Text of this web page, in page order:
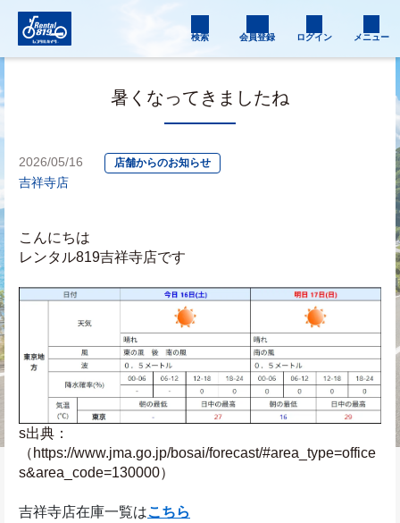
検索 会員登録 ログイン メニュー
暑くなってきましたね
2026/05/16 店舗からのお知らせ
吉祥寺店
こんにちは
レンタル819吉祥寺店です
s出典：
（https://www.jma.go.jp/bosai/forecast/#area_type=office
s&area_code=130000）
吉祥寺店在庫一覧はこちら